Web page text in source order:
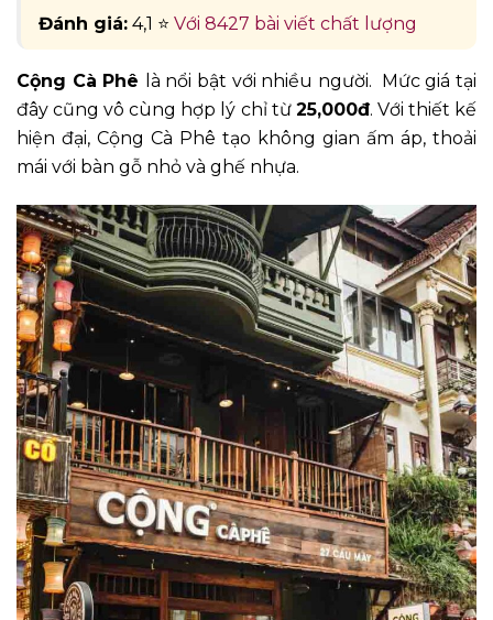
Đánh giá: 4,1 ⭐ Với 8427 bài viết chất lượng
Cộng Cà Phê
là nổi bật với nhiều người. Mức giá tại
đây cũng vô cùng hợp lý chỉ từ 25,000đ. Với thiết kế
hiện đại, Cộng Cà Phê tạo không gian ấm áp, thoải
mái với bàn gỗ nhỏ và ghế nhựa.